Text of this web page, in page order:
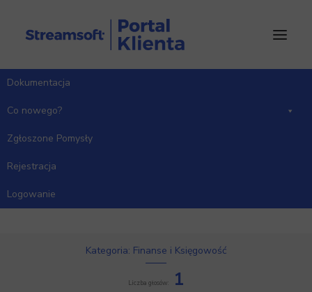
Dokumentacja
Co nowego?
Zgłoszone Pomysły
Rejestracja
Logowanie
dodanie w nagłówkach
kolumn (Wn i Ma) określeń
Kategoria: Finanse i Księgowość
Liczba głosów: 1